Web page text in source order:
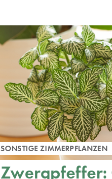
SONSTIGE ZIMMERPFLANZEN